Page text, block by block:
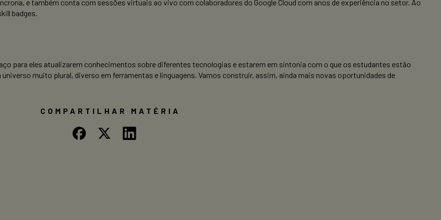
e também conta com sessões virtuais ao vivo com colaboradores do Google Cloud com anos de experiência no setor. Ao
badges.
para eles atualizarem conhecimentos sobre diferentes tecnologias e estarem em sintonia com o que os estudantes estão
muito plural, diverso em ferramentas e linguagens. Vamos construir, assim, ainda mais novas oportunidades de
COMPARTILHAR MATÉRIA